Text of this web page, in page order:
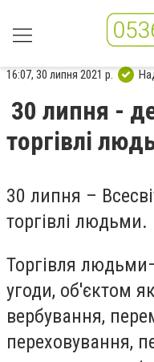
16:07, 30 липня 2021 р.
30 липня -
торгівлі
30 липня –
торгівлі людьми.
Торгівля людьми
угоди, об'єктом
вербування,
переховування,